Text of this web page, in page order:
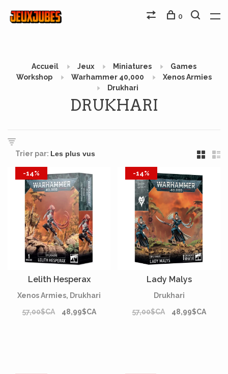
0
Accueil Jeux Miniatures
Games
Workshop
Warhammer 40,000
Xenos Armies
Drukhari
DRUKHARI
Trier par:
-14%
Lelith Hesperax
Xenos Armies, Drukhari
57,00$CA
48,99$CA
-14%
Lady Malys
Drukhari
57,00$CA
48,99$CA